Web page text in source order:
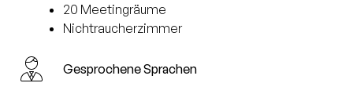
20 Meetingräume
Nichtraucherzimmer
Gesprochene Sprachen